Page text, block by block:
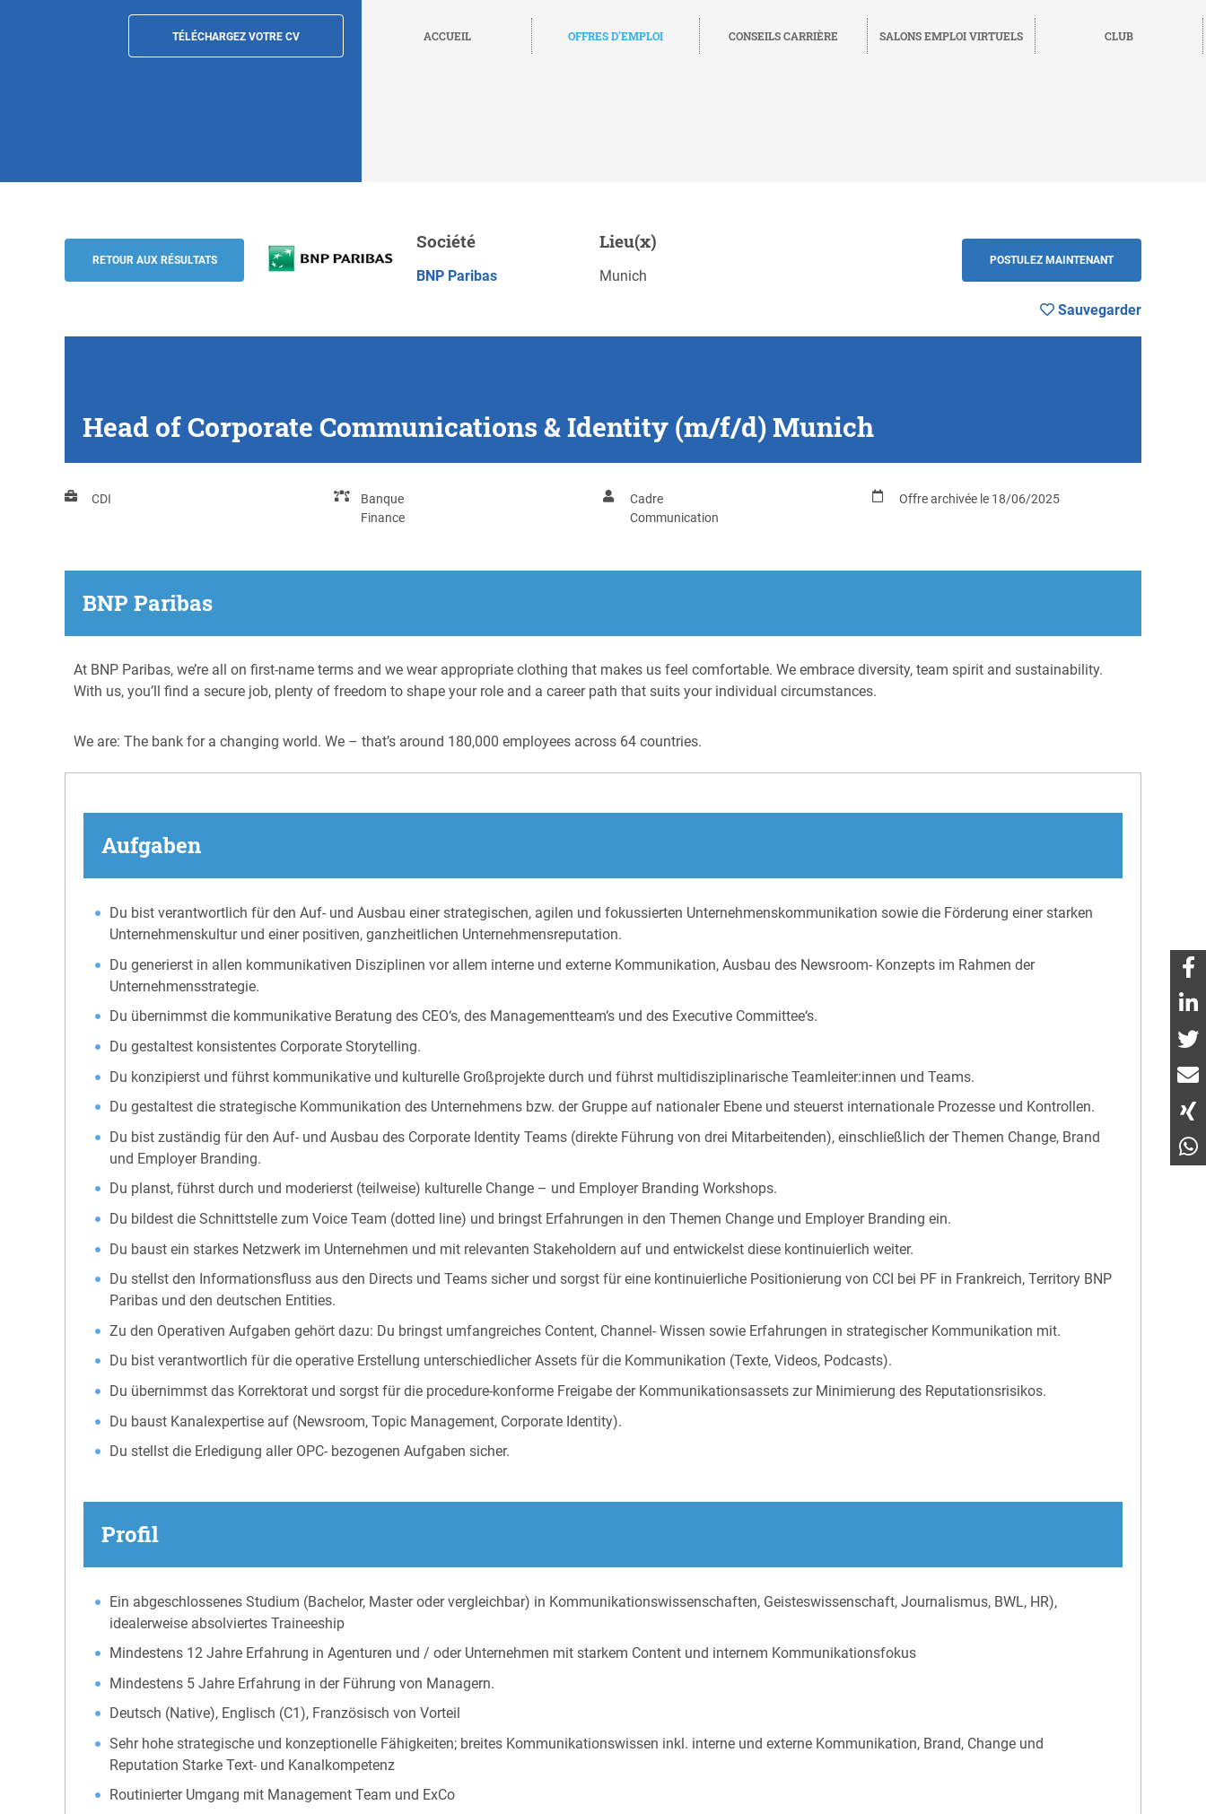
TÉLÉCHARGEZ VOTRE CV ACCUEIL OFFRES D'EMPLOI CONSEILS CARRIÈRE SALONS EMPLOI VIRTUELS CLUB
Head of Corporate Communications & Identity (m/f/d) Munich
BNP Paribas
POSTULEZ MAINTENANT
RETOUR AUX RÉSULTATS
Société
BNP Paribas
Lieu(x)
Munich
POSTULEZ MAINTENANT
Sauvegarder
Head of Corporate Communications & Identity (m/f/d) Munich
CDI
Banque
Finance
Cadre
Communication
Offre archivée le 18/06/2025
BNP Paribas
At BNP Paribas, we’re all on first-name terms and we wear appropriate clothing that makes us feel comfortable. We embrace diversity, team spirit and sustainability.
With us, you’ll find a secure job, plenty of freedom to shape your role and a career path that suits your individual circumstances.
We are: The bank for a changing world. We – that’s around 180,000 employees across 64 countries.
Aufgaben
Du bist verantwortlich für den Auf- und Ausbau einer strategischen, agilen und fokussierten Unternehmenskommunikation sowie die Förderung einer starken
Unternehmenskultur und einer positiven, ganzheitlichen Unternehmensreputation.
Du generierst in allen kommunikativen Disziplinen vor allem interne und externe Kommunikation, Ausbau des Newsroom- Konzepts im Rahmen der
Unternehmensstrategie.
Du übernimmst die kommunikative Beratung des CEO‘s, des Managementteam‘s und des Executive Committee‘s.
Du gestaltest konsistentes Corporate Storytelling.
Du konzipierst und führst kommunikative und kulturelle Großprojekte durch und führst multidisziplinarische Teamleiter:innen und Teams.
Du gestaltest die strategische Kommunikation des Unternehmens bzw. der Gruppe auf nationaler Ebene und steuerst internationale Prozesse und Kontrollen.
Du bist zuständig für den Auf- und Ausbau des Corporate Identity Teams (direkte Führung von drei Mitarbeitenden), einschließlich der Themen Change, Brand
und Employer Branding.
Du planst, führst durch und moderierst (teilweise) kulturelle Change – und Employer Branding Workshops.
Du bildest die Schnittstelle zum Voice Team (dotted line) und bringst Erfahrungen in den Themen Change und Employer Branding ein.
Du baust ein starkes Netzwerk im Unternehmen und mit relevanten Stakeholdern auf und entwickelst diese kontinuierlich weiter.
Du stellst den Informationsfluss aus den Directs und Teams sicher und sorgst für eine kontinuierliche Positionierung von CCI bei PF in Frankreich, Territory BNP
Paribas und den deutschen Entities.
Zu den Operativen Aufgaben gehört dazu: Du bringst umfangreiches Content, Channel- Wissen sowie Erfahrungen in strategischer Kommunikation mit.
Du bist verantwortlich für die operative Erstellung unterschiedlicher Assets für die Kommunikation (Texte, Videos, Podcasts).
Du übernimmst das Korrektorat und sorgst für die procedure-konforme Freigabe der Kommunikationsassets zur Minimierung des Reputationsrisikos.
Du baust Kanalexpertise auf (Newsroom, Topic Management, Corporate Identity).
Du stellst die Erledigung aller OPC- bezogenen Aufgaben sicher.
Profil
Ein abgeschlossenes Studium (Bachelor, Master oder vergleichbar) in Kommunikationswissenschaften, Geisteswissenschaft, Journalismus, BWL, HR),
idealerweise absolviertes Traineeship
Mindestens 12 Jahre Erfahrung in Agenturen und / oder Unternehmen mit starkem Content und internem Kommunikationsfokus
Mindestens 5 Jahre Erfahrung in der Führung von Managern.
Deutsch (Native), Englisch (C1), Französisch von Vorteil
Sehr hohe strategische und konzeptionelle Fähigkeiten; breites Kommunikationswissen inkl. interne und externe Kommunikation, Brand, Change und
Reputation Starke Text- und Kanalkompetenz
Routinierter Umgang mit Management Team und ExCo